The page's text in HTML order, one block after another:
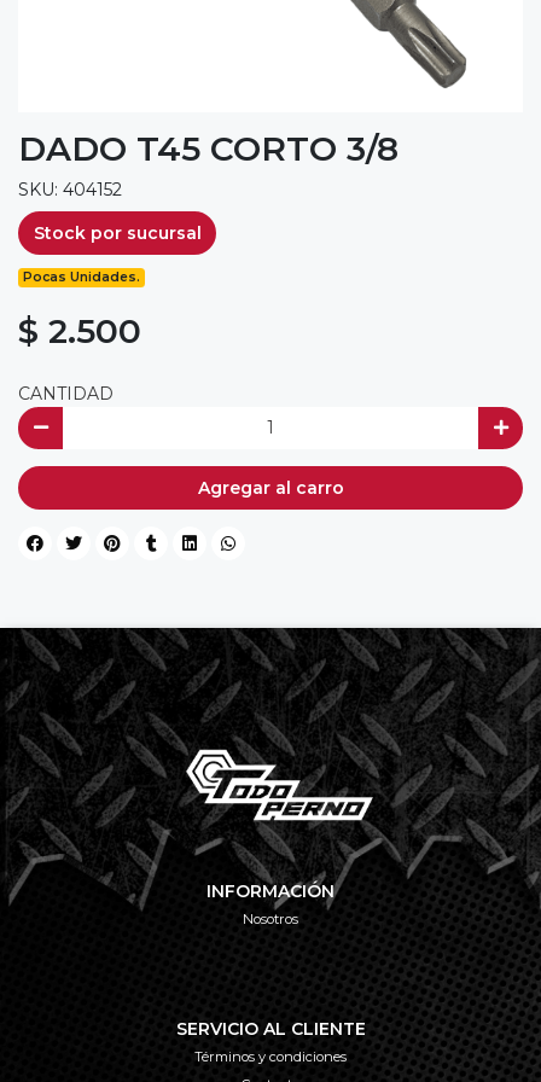
DADO T45 CORTO 3/8
SKU: 404152
Stock por sucursal
Pocas Unidades.
$ 2.500
CANTIDAD
Agregar al carro
INFORMACIÓN
Nosotros
SERVICIO AL CLIENTE
Términos y condiciones